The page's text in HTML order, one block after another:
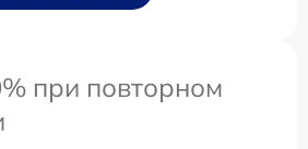
при повторном